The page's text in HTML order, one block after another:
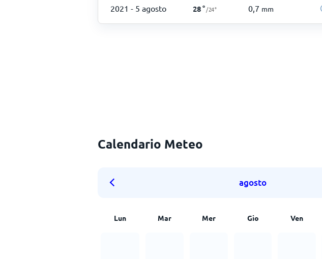
2021 - 5 agosto 28° /24° 0,7 mm
Calendario Meteo
agosto
Lun Mar Mer Gio Ven